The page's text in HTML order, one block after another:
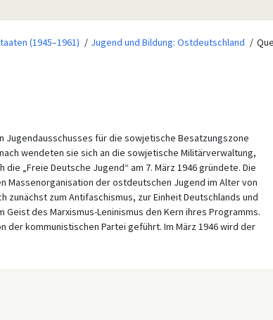
(1945–1961) Jugend und Bildung: Ostdeutschland
Jugendausschusses für die sowjetische Besatzungszone
wendeten sie sich an die sowjetische Militärverwaltung,
„Freie Deutsche Jugend“ am 7. März 1946 gründete. Die
der ostdeutschen Jugend im Alter von
zunächst zum Antifaschismus, zur Einheit Deutschlands und
des Marxismus-Leninismus den Kern ihres Programms.
der kommunistischen Partei geführt. Im März 1946 wird der